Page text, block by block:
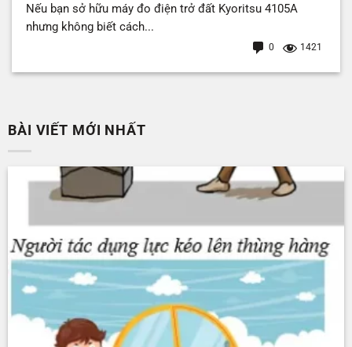
Nếu bạn sở hữu máy đo điện trở đất Kyoritsu 4105A
nhưng không biết cách...
0 1421
BÀI VIẾT MỚI NHẤT